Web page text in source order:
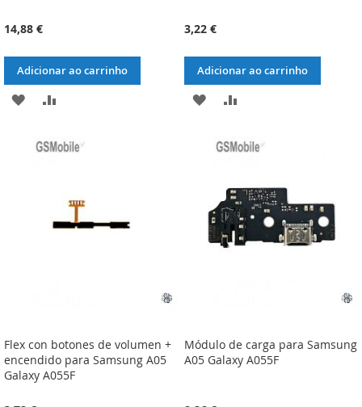
14,88 €
Adicionar ao carrinho
ADICIONAR
LISTA
DESEJOS
COMPARAÇÃO
3,22 €
Adicionar ao carrinho
ADICIONAR
LISTA
DESEJOS
ADICIONAR
COMPARAÇÃO
Flex con botones de volumen +
encendido para Samsung A05
Galaxy A055F
Módulo de carga para Samsung
A05 Galaxy A055F